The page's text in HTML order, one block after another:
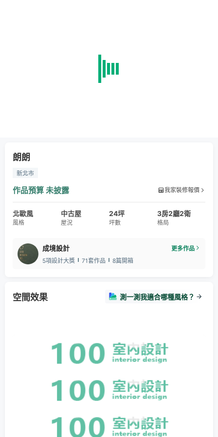
朗朗
新北市
作品預算 未披露 我家裝修報價
北歐風
風格
中古屋
屋況
24坪
坪數
3房2廳2衛
格局
成境設計
更多作品
5項設計大獎
71套作品 8篇開箱
空間效果 測一測我適合哪種風格？